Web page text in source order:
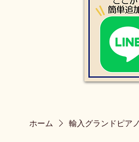
ホーム 輸入グランドピア